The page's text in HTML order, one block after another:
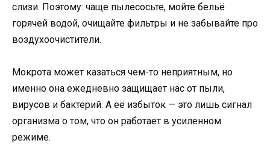
слизи. Поэтому: чаще пылесосьте, мойте бельё
горячей водой, очищайте фильтры и не забывайте про
воздухоочистители.
Мокрота может казаться чем-то неприятным, но
именно она ежедневно защищает нас от пыли,
вирусов и бактерий. А её избыток — это лишь сигнал
организма о том, что он работает в усиленном
режиме.